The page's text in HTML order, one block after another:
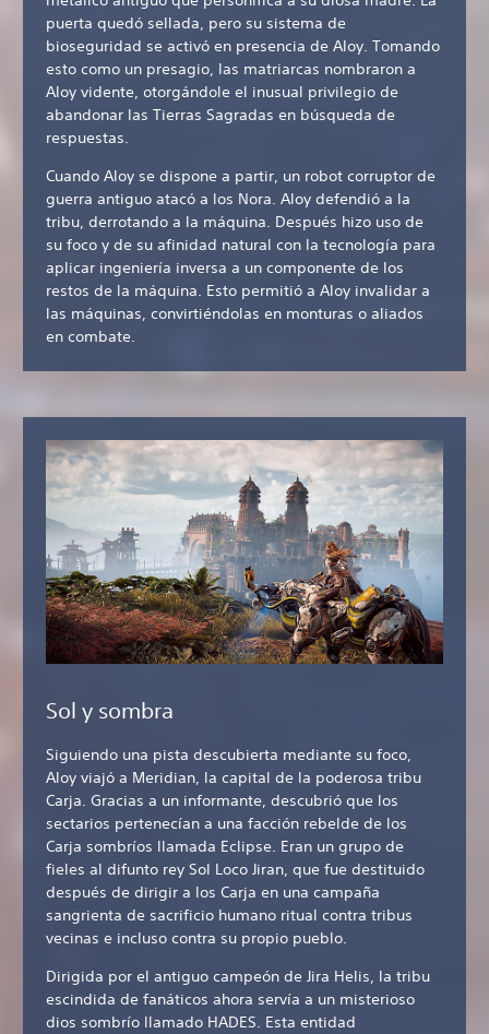
puerta quedó sellada, pero su sistema de
bioseguridad se activó en presencia de Aloy. Tomando
esto como un presagio, las matriarcas nombraron a
Aloy vidente, otorgándole el inusual privilegio de
abandonar las Tierras Sagradas en búsqueda de
respuestas.
Cuando Aloy se dispone a partir, un robot corruptor de
guerra antiguo atacó a los Nora. Aloy defendió a la
tribu, derrotando a la máquina. Después hizo uso de
su foco y de su afinidad natural con la tecnología para
aplicar ingeniería inversa a un componente de los
restos de la máquina. Esto permitió a Aloy invalidar a
las máquinas, convirtiéndolas en monturas o aliados
en combate.
Sol y sombra
Siguiendo una pista descubierta mediante su foco,
Aloy viajó a Meridian, la capital de la poderosa tribu
Carja. Gracias a un informante, descubrió que los
sectarios pertenecían a una facción rebelde de los
Carja sombríos llamada Eclipse. Eran un grupo de
fieles al difunto rey Sol Loco Jiran, que fue destituido
después de dirigir a los Carja en una campaña
sangrienta de sacrificio humano ritual contra tribus
vecinas e incluso contra su propio pueblo.
Dirigida por el antiguo campeón de Jira Helis, la tribu
escindida de fanáticos ahora servía a un misterioso
dios sombrío llamado HADES. Esta entidad